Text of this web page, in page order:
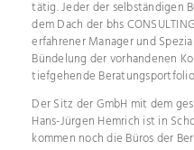
tätig. Jeder der selbständigen
dem Dach der bhs
erfahrener Manager und
Bündelung der vorhandenen
tiefgehende
Der Sitz der GmbH mit dem
Hans-Jürgen Hemrich ist in
kommen noch die Büros der